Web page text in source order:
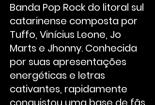
Banda Pop Rock do litoral sul
catarinense composta por
Tuffo, Vinícius Leone, Jo
Marts e Jhonny. Conhecida
por suas apresentações
energéticas e letras
cativantes, rapidamente